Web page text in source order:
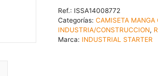
Ref.: ISSA14008772
Categorías: CAMISETA MANGA
INDUSTRIA/CONSTRUCCION,
Marca: INDUSTRIAL STARTER